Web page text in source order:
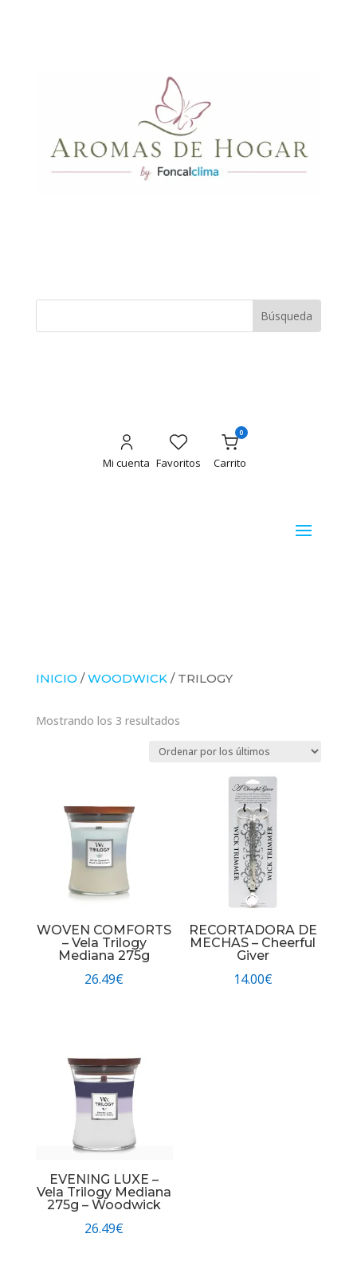
Mi cuenta Favoritos
0
Carrito
INICIO /WOODWICK/ TRILOGY
Mostrando los 3 resultadosOrdenado
los
WOVEN COMFORTS
– Vela Trilogy
Mediana 275g
26.49€
RECORTADORA DE
MECHAS – Cheerful
Giver
14.00€
EVENING LUXE –
Vela Trilogy Mediana
275g – Woodwick
26.49€